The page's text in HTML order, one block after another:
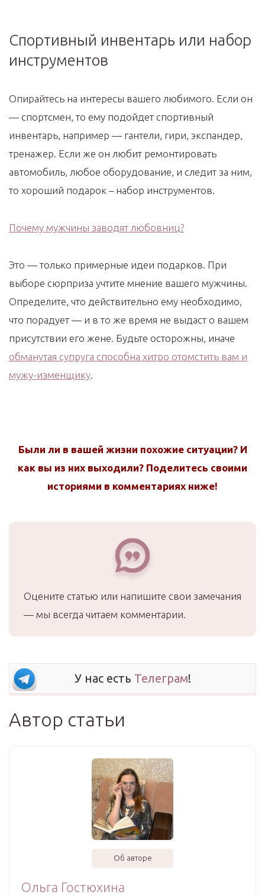
Спортивный инвентарь или набор
инструментов
Опирайтесь на интересы вашего любимого. Если он
— спортсмен, то ему подойдет спортивный
инвентарь, например — гантели, гири, экспандер,
тренажер. Если же он любит ремонтировать
автомобиль, любое оборудование, и следит за ним,
то хороший подарок – набор инструментов.
Почему мужчины заводят любовниц?
Это — только примерные идеи подарков. При
выборе сюрприза учтите мнение вашего мужчины.
Определите, что действительно ему необходимо,
что порадует — и в то же время не выдаст о вашем
присутствии его жене. Будьте осторожны, иначе
обманутая супруга способна хитро отомстить вам и
мужу-изменщику.
Были ли в вашей жизни похожие ситуации? И
как вы из них выходили? Поделитесь своими
историями в комментариях ниже!
Оцените статью или напишите свои замечания
— мы всегда читаем комментарии.
У нас есть Телеграм!
Автор статьи
Об авторе
Ольга Гостюхина